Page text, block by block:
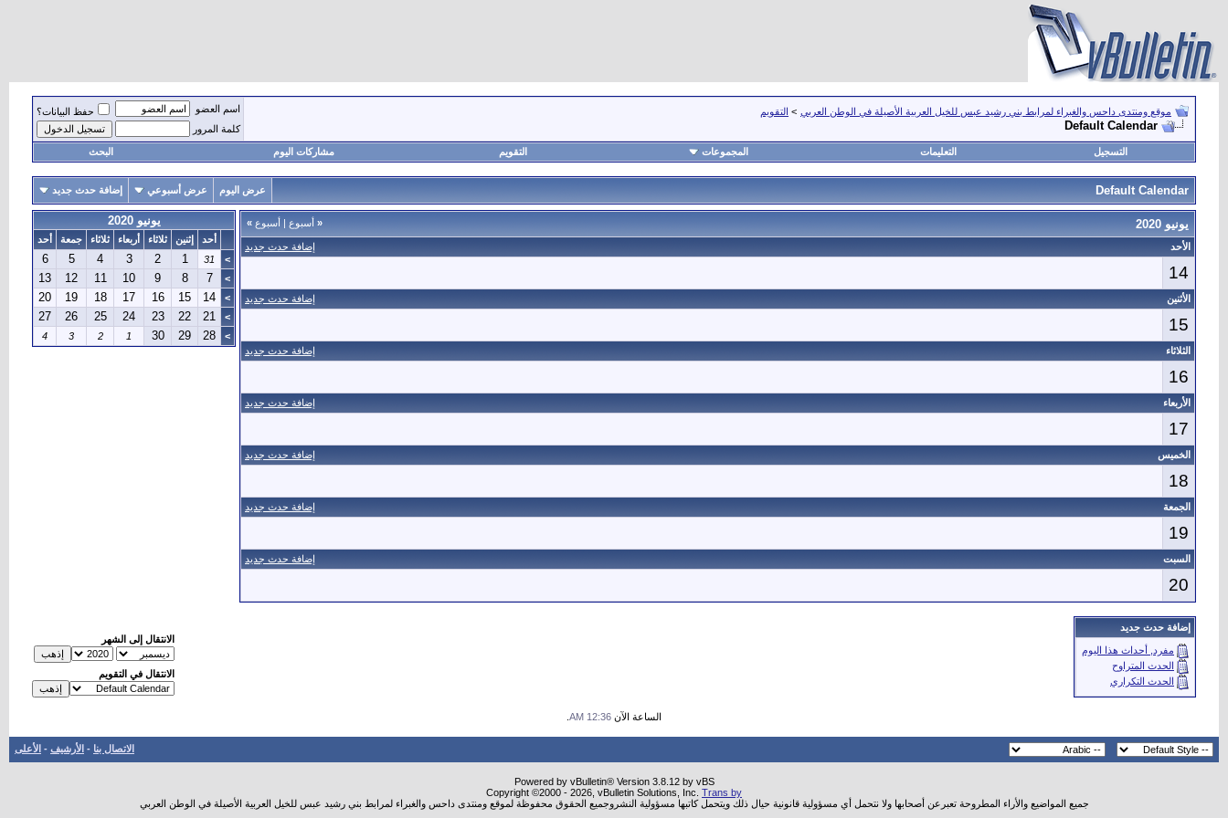
موقع ومنتدى داحس والغبراء لمرابط بني رشيد عبس للخيل العربية الأصيلة في الوطن العربي > التقويم
Default Calendar
اسم العضو
حفظ البيانات؟
كلمة المرور
التسجيل التعليمات المجموعات التقويم مشاركات اليوم البحث
Default Calendar عرض اليوم عرض أسبوعي إضافة حدث جديد
« أسبوع | أسبوع » يونيو 2020
إضافة حدث جديد الأحد
14
إضافة حدث جديد الأثنين
15
إضافة حدث جديد الثلاثاء
16
إضافة حدث جديد الأربعاء
17
إضافة حدث جديد الخميس
18
إضافة حدث جديد الجمعة
19
إضافة حدث جديد السبت
20
يونيو 2020
أحد إثنين ثلاثاء أربعاء ثلاثاء جمعة
أحد
>
31
1
2
3
4
5
6
>
7
8
9
10
11
12
13
>
14
15
16
17
18
19
20
>
21
22
23
24
25
26
27
>
28
29
30
1
2
3
4
إضافة حدث جديد
مفرد, أحداث هذا اليوم
الحدث المتراوح
الحدث التكراري
الانتقال إلى الشهر
الانتقال في التقويم
الساعة الآن 12:36 AM
الاتصال بنا - الأرشيف - الأعلى
Powered by vBulletin® Version 3.8.12 by vBS
Copyright ©2000 - 2026, vBulletin Solutions, Inc. Trans by
جميع المواضيع والأراء المطروحة تعبرعن أصحابها ولا نتحمل أي مسؤولية قانونية حيال ذلك ويتحمل كاتبها مسؤولية النشروجميع الحقوق محفوظة لموقع ومنتدى داحس والغبراء لمرابط بني رشيد عبس للخيل العربية الأصيلة في الوطن العربي